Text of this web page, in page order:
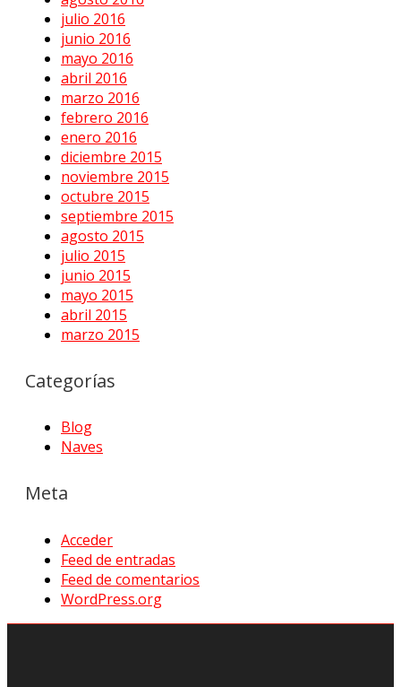
julio 2016
junio 2016
mayo 2016
abril 2016
marzo 2016
febrero 2016
enero 2016
diciembre 2015
noviembre 2015
octubre 2015
septiembre 2015
agosto 2015
julio 2015
junio 2015
mayo 2015
abril 2015
marzo 2015
Categorías
Blog
Naves
Meta
Acceder
Feed de entradas
Feed de comentarios
WordPress.org